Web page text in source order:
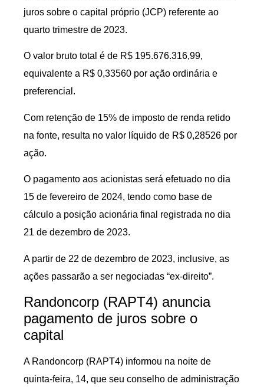
juros sobre o capital próprio (JCP) referente ao
quarto trimestre de 2023.
O valor bruto total é de R$ 195.676.316,99,
equivalente a R$ 0,33560 por ação ordinária e
preferencial.
Com retenção de 15% de imposto de renda retido
na fonte, resulta no valor líquido de R$ 0,28526 por
ação.
O pagamento aos acionistas será efetuado no dia
15 de fevereiro de 2024, tendo como base de
cálculo a posição acionária final registrada no dia
21 de dezembro de 2023.
A partir de 22 de dezembro de 2023, inclusive, as
ações passarão a ser negociadas “ex-direito”.
Randoncorp (RAPT4) anuncia
pagamento de juros sobre o
capital
A Randoncorp (RAPT4) informou na noite de
quinta-feira, 14, que seu conselho de administração